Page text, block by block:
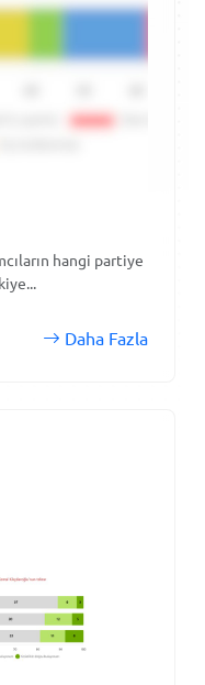
hangi partiye
Daha Fazla